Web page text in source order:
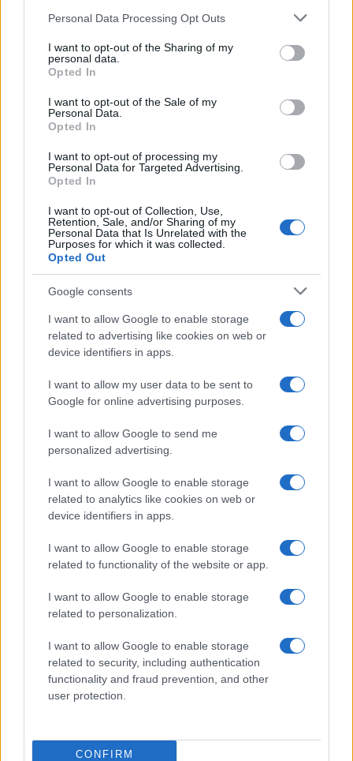
Please note that this website/app uses one or more Google
not limited to your visit or usage behaviour. You may click to
grant or deny consent to Google and its third-party tags to
use your data for below specified purposes in below Google
consent section.
Personal Data Processing Opt Outs
I want to opt-out of the Sharing of my
personal data.
Opted In
I want to opt-out of the Sale of my
Personal Data.
Opted In
I want to opt-out of processing my
Personal Data for Targeted Advertising.
Opted In
I want to opt-out of Collection, Use,
Retention, Sale, and/or Sharing of my
Personal Data that Is Unrelated with the
Purposes for which it was collected.
Opted Out
Google consents
I want to allow Google to enable storage
related to advertising like cookies on web or
device identifiers in apps.
I want to allow my user data to be sent to
Google for online advertising purposes.
I want to allow Google to send me
personalized advertising.
I want to allow Google to enable storage
related to analytics like cookies on web or
device identifiers in apps.
I want to allow Google to enable storage
related to functionality of the website or app.
I want to allow Google to enable storage
related to personalization.
I want to allow Google to enable storage
related to security, including authentication
functionality and fraud prevention, and other
user protection.
CONFIRM
Mario Malu
Martina Agostina Diturco
I nostri cari
I nostri cari
I nostri cari
Invia un Comunicato Stampa|Pubblicità Segnala
Vuoi rimanere sempre aggiornato?
Iscriviti alla newsletter di Gallura Oggi e ricevi le nostre
email periodiche contenenti le ultime notizie pubblicate
Indirizzo email *